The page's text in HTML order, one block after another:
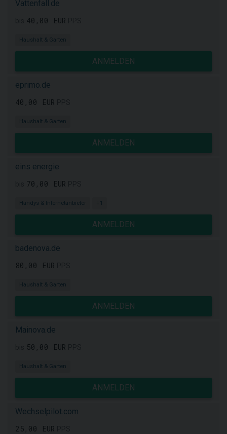
Vattenfall.de
40,00 EUR
Haushalt & Garten
ANMELDEN
eprimo.de
40,00 EUR
Haushalt & Garten
ANMELDEN
eins energie
70,00 EUR
Handys & Internetanbieter +1
ANMELDEN
badenova.de
80,00 EUR
Haushalt & Garten
ANMELDEN
Mainova.de
50,00 EUR
Haushalt & Garten
ANMELDEN
Wechselpilot.com
25,00 EUR